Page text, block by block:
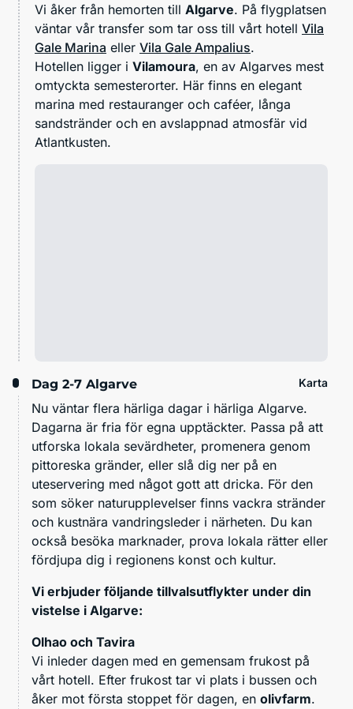
Vi åker från hemorten till Algarve. På flygplatsen
väntar vår transfer som tar oss till vårt hotell Vila
Gale Marina eller Vila Gale Ampalius.
Hotellen ligger i Vilamoura, en av Algarves mest
omtyckta semesterorter. Här finns en elegant
marina med restauranger och caféer, långa
sandstränder och en avslappnad atmosfär vid
Atlantkusten.
Dag 2-7 Algarve Karta
Nu väntar flera härliga dagar i härliga Algarve.
Dagarna är fria för egna upptäckter. Passa på att
utforska lokala sevärdheter, promenera genom
pittoreska gränder, eller slå dig ner på en
uteservering med något gott att dricka. För den
som söker naturupplevelser finns vackra stränder
och kustnära vandringsleder i närheten. Du kan
också besöka marknader, prova lokala rätter eller
fördjupa dig i regionens konst och kultur.
Vi erbjuder följande tillvalsutflykter under din
vistelse i Algarve:
Olhao och Tavira
Vi inleder dagen med en gemensam frukost på
vårt hotell. Efter frukost tar vi plats i bussen och
åker mot första stoppet för dagen, en olivfarm.